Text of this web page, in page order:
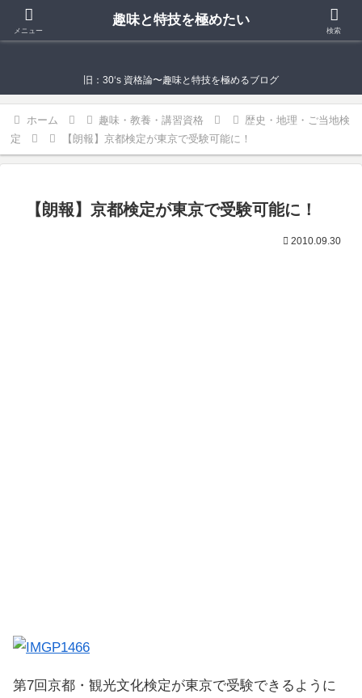
趣味と特技を極めたい
旧：30‘s 資格論〜趣味と特技を極めるブログ
ホーム 趣味・教養・講習資格
歴史・地理・ご当地検
定
【朗報】京都検定が東京で受験可能に！
【朗報】京都検定が東京で受験可能に！
2010.09.30
第7回京都・観光文化検定が東京で受験できるように
メニュー
趣味と特技を極めたい
検索